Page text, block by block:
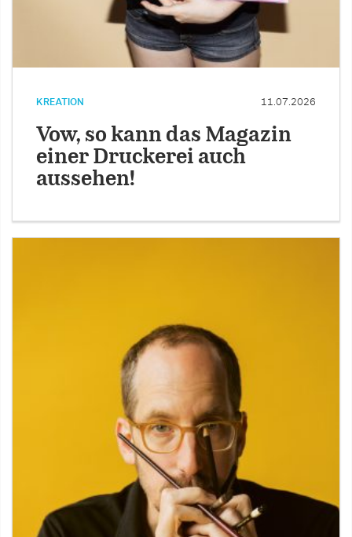
KREATION 11.07.2026
Vow, so kann das Magazin
einer Druckerei auch
aussehen!